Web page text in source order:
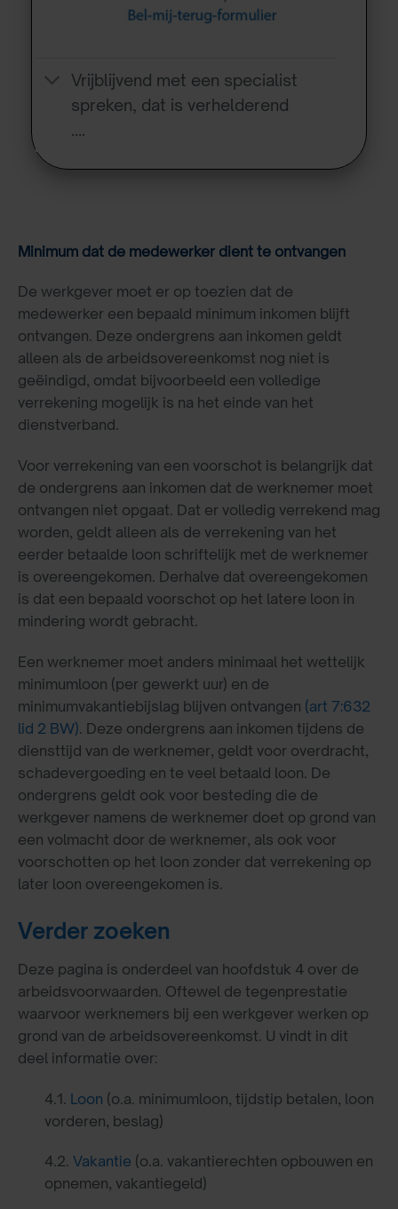
Vrijblijvend met een specialist
spreken, dat is verhelderend
….
Minimum dat de medewerker dient te ontvangen
De werkgever moet er op toezien dat de
medewerker een bepaald minimum inkomen blijft
ontvangen. Deze ondergrens aan inkomen geldt
alleen als de arbeidsovereenkomst nog niet is
geëindigd, omdat bijvoorbeeld een volledige
verrekening mogelijk is na het einde van het
dienstverband.
Voor verrekening van een voorschot is belangrijk dat
de ondergrens aan inkomen dat de werknemer moet
ontvangen niet opgaat. Dat er volledig verrekend mag
worden, geldt alleen als de verrekening van het
eerder betaalde loon schriftelijk met de werknemer
is overeengekomen. Derhalve dat overeengekomen
is dat een bepaald voorschot op het latere loon in
mindering wordt gebracht.
Een werknemer moet anders minimaal het wettelijk
minimumloon (per gewerkt uur) en de
minimumvakantiebijslag blijven ontvangen (art 7:632
lid 2 BW). Deze ondergrens aan inkomen tijdens de
diensttijd van de werknemer, geldt voor overdracht,
schadevergoeding en te veel betaald loon. De
ondergrens geldt ook voor besteding die de
werkgever namens de werknemer doet op grond van
een volmacht door de werknemer, als ook voor
voorschotten op het loon zonder dat verrekening op
later loon overeengekomen is.
Verder zoeken
Deze pagina is onderdeel van hoofdstuk 4 over de
arbeidsvoorwaarden. Oftewel de tegenprestatie
waarvoor werknemers bij een werkgever werken op
grond van de arbeidsovereenkomst. U vindt in dit
deel informatie over:
4.1. Loon (o.a. minimumloon, tijdstip betalen, loon
vorderen, beslag)
4.2. Vakantie (o.a. vakantierechten opbouwen en
opnemen, vakantiegeld)